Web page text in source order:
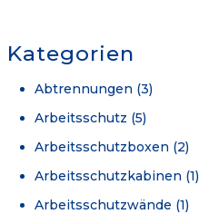
Kategorien
Abtrennungen (3)
Arbeitsschutz (5)
Arbeitsschutzboxen (2)
Arbeitsschutzkabinen (1)
Arbeitsschutzwände (1)